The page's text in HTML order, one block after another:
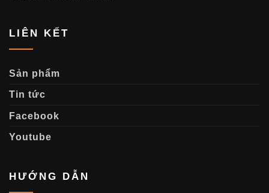
LIÊN KẾT
Sản phẩm
Tin tức
Facebook
Youtube
HƯỚNG DẪN